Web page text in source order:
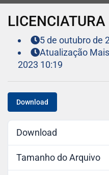
5 de outubro de
Atualização
2023 10:19
Download
Download
Tamanho do Arquivo